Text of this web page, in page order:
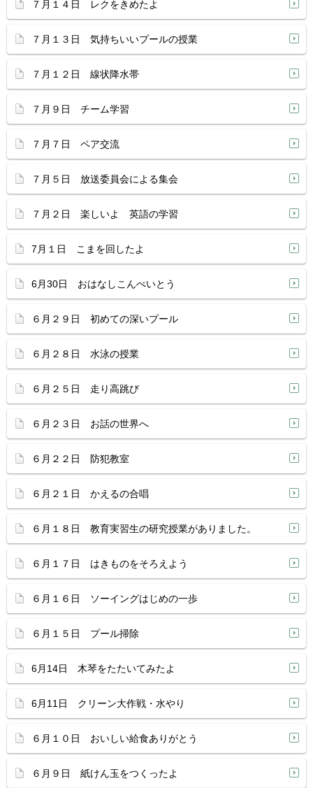
７月１４日 レクをきめたよ
７月１３日 気持ちいいプールの授業
７月１２日 線状降水帯
７月９日 チーム学習
７月７日 ペア交流
７月５日 放送委員会による集会
７月２日 楽しいよ 英語の学習
7月１日 こまを回したよ
6月30日 おはなしこんぺいとう
６月２９日 初めての深いプール
６月２８日 水泳の授業
６月２５日 走り高跳び
６月２３日 お話の世界へ
６月２２日 防犯教室
６月２１日 かえるの合唱
６月１８日 教育実習生の研究授業がありました。
６月１７日 はきものをそろえよう
６月１６日 ソーイングはじめの一歩
６月１５日 プール掃除
6月14日 木琴をたたいてみたよ
6月11日 クリーン大作戦・水やり
６月１０日 おいしい給食ありがとう
６月９日 紙けん玉をつくったよ